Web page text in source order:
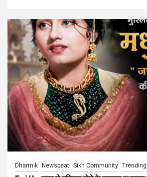
Dharmik Newsbeat Sikh Community Trending